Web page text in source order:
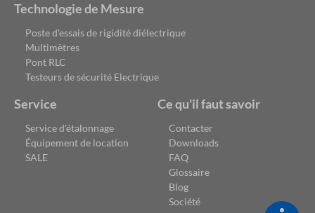
Technologie de Mesure
Poste d'essais de rigidité diélectrique
Multimètres
Pont RLC
Testeurs de sécurité Electrique
Service
Service d'étalonnage
Équipement de location
SALE
Ce qu'il faut savoir
Contacter
Downloads
FAQ
Glossaire
Blog
Société